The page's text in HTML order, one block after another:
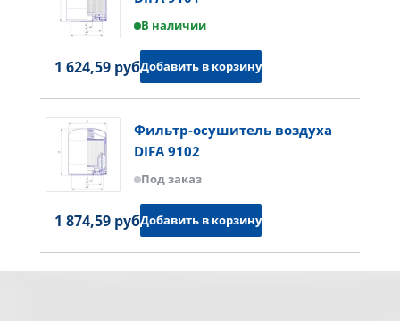
В наличии
1 624,59 руб.Добавить в корзину
Фильтр-осушитель воздуха
DIFA 9102
Под заказ
1 874,59 руб.Добавить в корзину